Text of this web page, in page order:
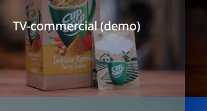
TV-commercial (demo)